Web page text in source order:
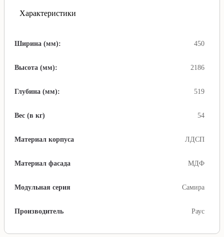
Характеристики
Ширина (мм): 450
Высота (мм): 2186
Глубина (мм): 519
Вес (в кг) 54
Материал корпуса ЛДСП
Материал фасада МДФ
Модульная серия Самира
Производитель Раус